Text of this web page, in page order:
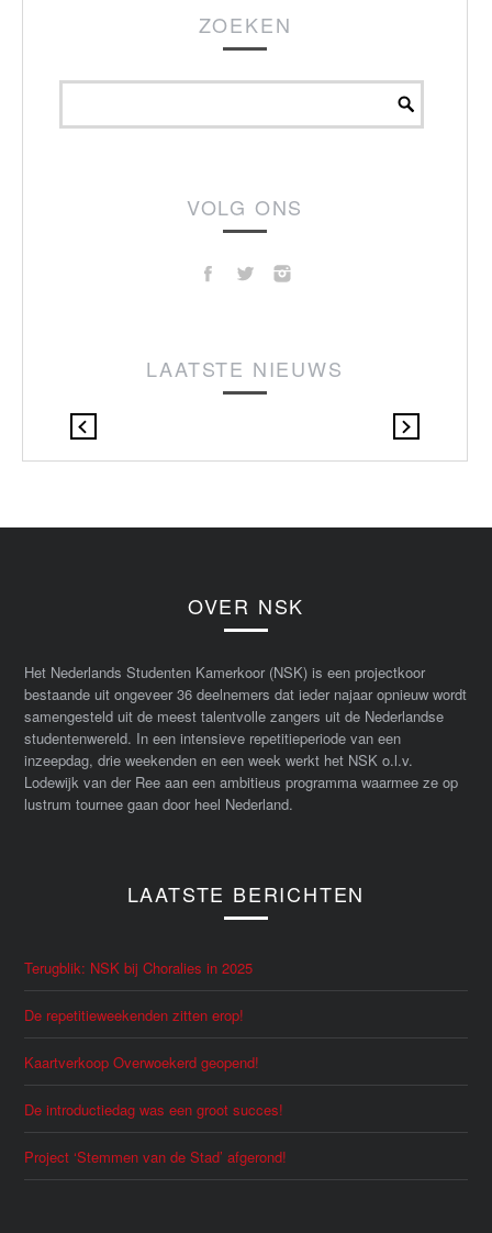
ZOEKEN
VOLG ONS
LAATSTE NIEUWS
OVER NSK
Het Nederlands Studenten Kamerkoor (NSK) is een projectkoor
bestaande uit ongeveer 36 deelnemers dat ieder najaar opnieuw wordt
samengesteld uit de meest talentvolle zangers uit de Nederlandse
studentenwereld. In een intensieve repetitieperiode van een
inzeepdag, drie weekenden en een week werkt het NSK o.l.v.
Lodewijk van der Ree aan een ambitieus programma waarmee ze op
lustrum tournee gaan door heel Nederland.
LAATSTE BERICHTEN
Terugblik: NSK bij Choralies in 2025
De repetitieweekenden zitten erop!
Kaartverkoop Overwoekerd geopend!
De introductiedag was een groot succes!
Project ‘Stemmen van de Stad’ afgerond!